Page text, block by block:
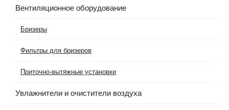
Вентиляционное оборудование
Бризеры
Фильтры для бризеров
Приточно-вытяжные установки
Увлажнители и очистители воздуха